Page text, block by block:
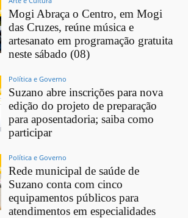
Mogi Abraça o Centro, em Mogi
das Cruzes, reúne música e
artesanato em programação gratuita
neste sábado (08)
Política e Governo
Suzano abre inscrições para nova
edição do projeto de preparação
para aposentadoria; saiba como
participar
Política e Governo
Rede municipal de saúde de
Suzano conta com cinco
equipamentos públicos para
atendimentos em especialidades